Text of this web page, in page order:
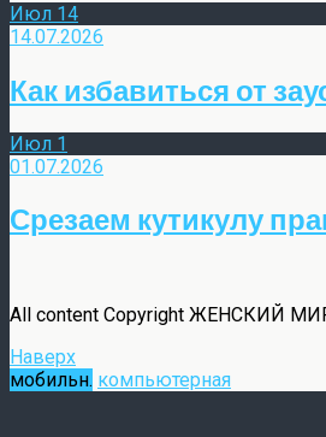
Июл 14
14.07.2026
Как избавиться от
Июл 1
01.07.2026
Срезаем кутикулу
All content Copyright ЖЕНСКИЙ
Наверх
мобильн. компьютерная